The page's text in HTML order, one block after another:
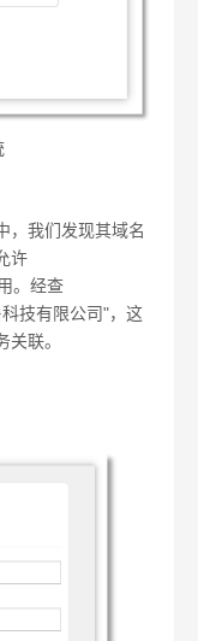
，我们发现其域名
许
。经查
技有限公司"，这
联。